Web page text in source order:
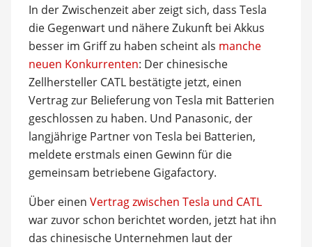
In der Zwischenzeit aber zeigt sich, dass Tesla
die Gegenwart und nähere Zukunft bei Akkus
besser im Griff zu haben scheint als manche
neuen Konkurrenten: Der chinesische
Zellhersteller CATL bestätigte jetzt, einen
Vertrag zur Belieferung von Tesla mit Batterien
geschlossen zu haben. Und Panasonic, der
langjährige Partner von Tesla bei Batterien,
meldete erstmals einen Gewinn für die
gemeinsam betriebene Gigafactory.
Über einen Vertrag zwischen Tesla und CATL
war zuvor schon berichtet worden, jetzt hat ihn
das chinesische Unternehmen laut der